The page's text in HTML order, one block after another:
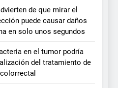
de que mirar el
puede causar daños
en solo unos segundos
en el tumor podría
del tratamiento de